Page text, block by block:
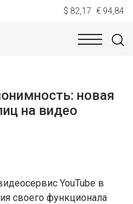
$ 82,17 € 94,84
новая
на видео
YouTube в
своего функционала